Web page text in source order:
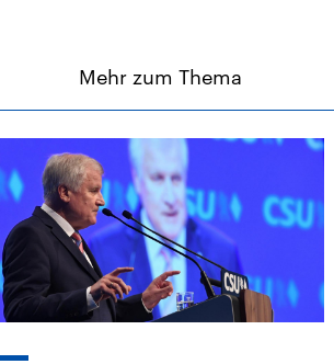
Mehr zum Thema